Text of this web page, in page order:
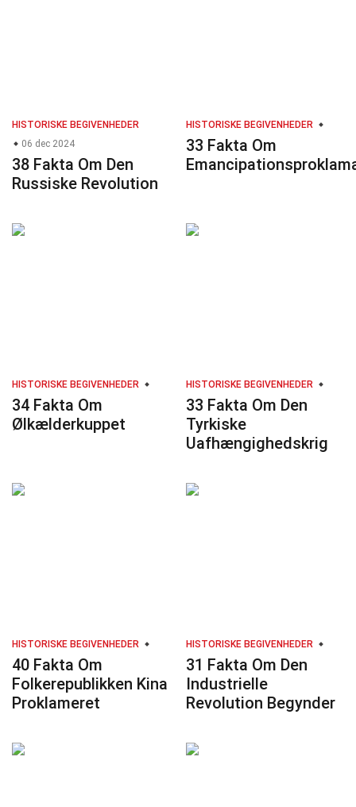
HISTORISKE BEGIVENHEDER
06 dec 2024
38 Fakta Om Den
Russiske Revolution
HISTORISKE BEGIVENHEDER
33 Fakta Om
HISTORISKE BEGIVENHEDER
34 Fakta Om
Ølkælderkuppet
HISTORISKE BEGIVENHEDER
33 Fakta Om Den
Tyrkiske
Uafhængighedskrig
HISTORISKE BEGIVENHEDER
40 Fakta Om
Folkerepublikken Kina
Proklameret
HISTORISKE BEGIVENHEDER
31 Fakta Om Den
Industrielle
Revolution Begynder